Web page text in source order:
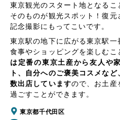
東京観光のスタート地となる
そのものが観光スポット！復
記念撮影にもってこいです。
東京駅の地下に広がる東京駅
食事やショッピングを楽しむこ
は定番の東京土産から友人や
ト、自分へのご褒美コスメな
数出店していますので、お土産
過ごすことができます。
東京都千代田区